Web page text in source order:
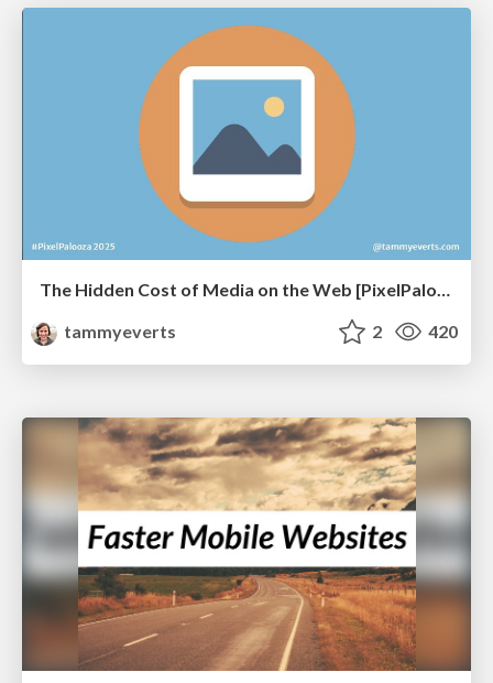
The Hidden Cost of Media on the Web [PixelPalooza 2025]
tammyeverts
2 420